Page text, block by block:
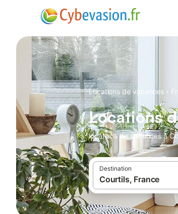
Locations de vacances ·
Locations
locations de vacances à
Destination